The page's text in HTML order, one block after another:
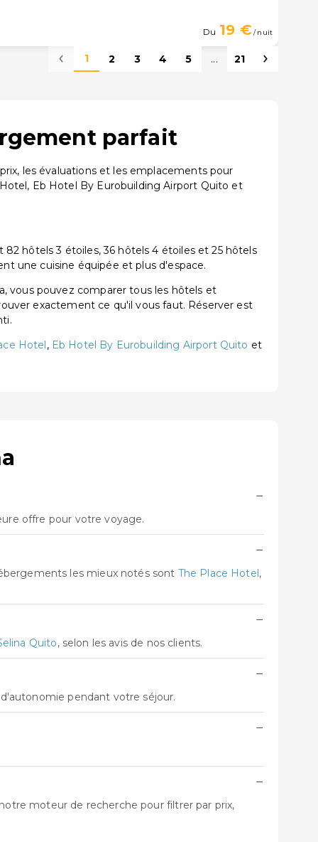
Du 19 €/ nuit
1 2 3 4 5 ... 21
parfait
les évaluations et les emplacements pour
Eb Hotel By Eurobuilding Airport Quito et
hôtels 3 étoiles, 36 hôtels 4 étoiles et 25 hôtels
une cuisine équipée et plus d'espace.
vous pouvez comparer tous les hôtels et
exactement ce qu'il vous faut. Réserver est
Hotel, Eb Hotel By Eurobuilding Airport Quito et
−
offre pour votre voyage.
−
les mieux notés sont The Place Hotel,
−
Quito, selon les avis de nos clients.
−
pendant votre séjour.
−
−
moteur de recherche pour filtrer par prix,